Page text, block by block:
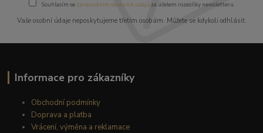
Souhlasím se zpracováním osobních údajůza účelem rozesílky newsletteru.
Vaše osobní údaje neposkytujeme třetím osobám. Můžete se kdykoli odhlásit.
Informace pro zákazníky
Obchodní podmínky
Doprava a platba
Vrácení, výměna a reklamace